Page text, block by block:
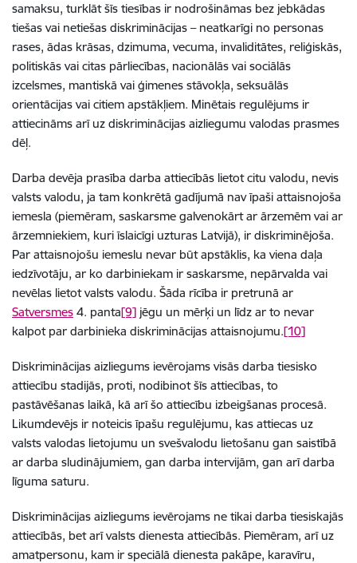
samaksu, turklāt šīs tiesības ir nodrošināmas bez jebkādas
tiešas vai netiešas diskriminācijas – neatkarīgi no personas
rases, ādas krāsas, dzimuma, vecuma, invaliditātes, reliģiskās,
politiskās vai citas pārliecības, nacionālās vai sociālās
izcelsmes, mantiskā vai ģimenes stāvokļa, seksuālās
orientācijas vai citiem apstākļiem. Minētais regulējums ir
attiecināms arī uz diskriminācijas aizliegumu valodas prasmes
dēļ.
Darba devēja prasība darba attiecībās lietot citu valodu, nevis
valsts valodu, ja tam konkrētā gadījumā nav īpaši attaisnojoša
iemesla (piemēram, saskarsme galvenokārt ar ārzemēm vai ar
ārzemniekiem, kuri īslaicīgi uzturas Latvijā), ir diskriminējoša.
Par attaisnojošu iemeslu nevar būt apstāklis, ka viena daļa
iedzīvotāju, ar ko darbiniekam ir saskarsme, nepārvalda vai
nevēlas lietot valsts valodu. Šāda rīcība ir pretrunā ar
Satversmes 4. panta[9] jēgu un mērķi un līdz ar to nevar
kalpot par darbinieka diskriminācijas attaisnojumu.[10]
Diskriminācijas aizliegums ievērojams visās darba tiesisko
attiecību stadijās, proti, nodibinot šīs attiecības, to
pastāvēšanas laikā, kā arī šo attiecību izbeigšanas procesā.
Likumdevējs ir noteicis īpašu regulējumu, kas attiecas uz
valsts valodas lietojumu un svešvalodu lietošanu gan saistībā
ar darba sludinājumiem, gan darba intervijām, gan arī darba
līguma saturu.
Diskriminācijas aizliegums ievērojams ne tikai darba tiesiskajās
attiecībās, bet arī valsts dienesta attiecībās. Piemēram, arī uz
amatpersonu, kam ir speciālā dienesta pakāpe, karavīru,